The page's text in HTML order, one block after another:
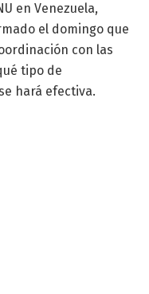
en Venezuela,
el domingo que
con las
tipo de
hará efectiva.